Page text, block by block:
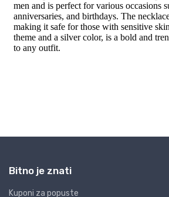
Bitno je znati
Kuponi za popuste